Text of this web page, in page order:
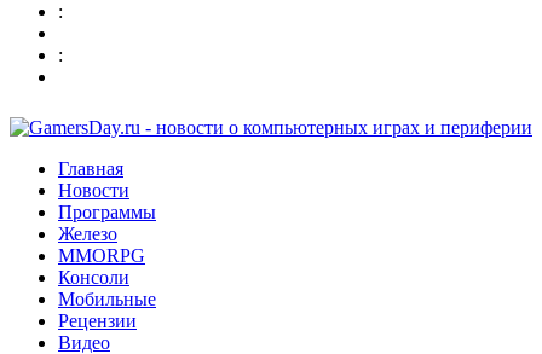
:
:
Главная
Новости
Программы
Железо
MMORPG
Консоли
Мобильные
Рецензии
Видео